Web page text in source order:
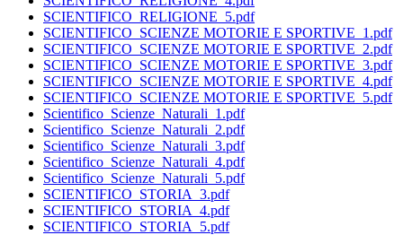
SCIENTIFICO_RELIGIONE_5.pdf
SCIENTIFICO_SCIENZE MOTORIE E SPORTIVE_1.pdf
SCIENTIFICO_SCIENZE MOTORIE E SPORTIVE_2.pdf
SCIENTIFICO_SCIENZE MOTORIE E SPORTIVE_3.pdf
SCIENTIFICO_SCIENZE MOTORIE E SPORTIVE_4.pdf
SCIENTIFICO_SCIENZE MOTORIE E SPORTIVE_5.pdf
Scientifico_Scienze_Naturali_1.pdf
Scientifico_Scienze_Naturali_2.pdf
Scientifico_Scienze_Naturali_3.pdf
Scientifico_Scienze_Naturali_4.pdf
Scientifico_Scienze_Naturali_5.pdf
SCIENTIFICO_STORIA_3.pdf
SCIENTIFICO_STORIA_4.pdf
SCIENTIFICO_STORIA_5.pdf